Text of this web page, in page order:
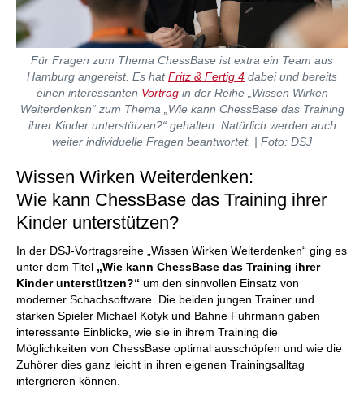
Für Fragen zum Thema ChessBase ist extra ein Team aus
Hamburg angereist. Es hatFritz & Fertig 4 dabei und bereits
einen interessanten Vortragin der Reihe „Wissen Wirken
Weiterdenken“ zum Thema „Wie kann ChessBase das Training
ihrer Kinder unterstützen?“ gehalten. Natürlich werden auch
weiter individuelle Fragen beantwortet. | Foto: DSJ
Wissen Wirken Weiterdenken:
Wie kann ChessBase das Training ihrer
Kinder unterstützen?
In der DSJ-Vortragsreihe „Wissen Wirken Weiterdenken“ ging es
unter dem Titel „Wie kann ChessBase das Training ihrer
Kinder unterstützen?“ um den sinnvollen Einsatz von
moderner Schachsoftware. Die beiden jungen Trainer und
starken Spieler Michael Kotyk und Bahne Fuhrmann gaben
interessante Einblicke, wie sie in ihrem Training die
Möglichkeiten von ChessBase optimal ausschöpfen und wie die
Zuhörer dies ganz leicht in ihren eigenen Trainingsalltag
intergrieren können.